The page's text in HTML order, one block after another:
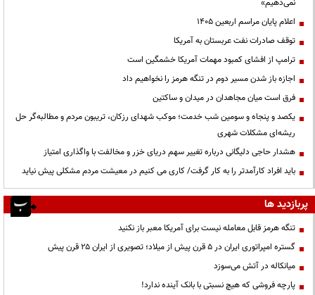
نمی‌دهیم»
اعلام پایان مراسم اربعین ۱۴۰۵
توقف صادرات نفت عربستان به آمریکا
ترامپ از افشای کمبود مهمات آمریکا خشمگین است
اجازه باز شدن مسیر دوم در تنگه هرمز را نخواهیم داد
فرق است میان مجاهدان در میدان و ساکتین
یکصد و پنجاه و سومین شب خدمت؛ موکب شهدای رزکان، تریبون مردم و مطالبه‌گر حل
ریشه‌ای مشکلات شهری
هشدار حاجی دلیگانی درباره تغییر سهم دریای خزر و مخالفت با واگذاری امتیاز
باید افراد کارآمدتر را به کار گرفت/ کاری می کنیم در معیشت مردم مشکلی پیش نیاید
پربازدید ها
تنگه هرمز قابل معامله نیست برای آمریکا معبر باز نکنید
گستره امپراتوری ایران در ۵ قرن پیش از میلاد؛ تصویری از ایران ۲۵ قرن پیش
میانکاله در آتش می‌سوزد
پارچه فروشی که هیچ نسبتی با بانک آینده ندارد!